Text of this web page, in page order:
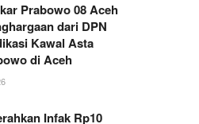
Prabowo 08 Aceh
dari DPN
Kawal Asta
di Aceh
Infak Rp10